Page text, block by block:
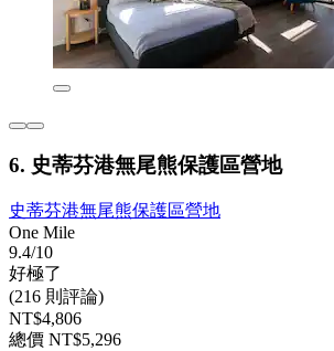
6. 史蒂芬港無尾熊保護區營地
史蒂芬港無尾熊保護區營地
One Mile
9.4/10
好極了
(216 則評論)
NT$4,806
總價 NT$5,296